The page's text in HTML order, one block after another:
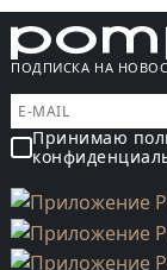
ПОДПИСКА НА
Принимаю